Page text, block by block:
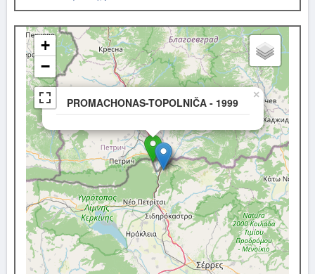
PROMACHONAS-TOPOLNIČA - 1999
×
+
−